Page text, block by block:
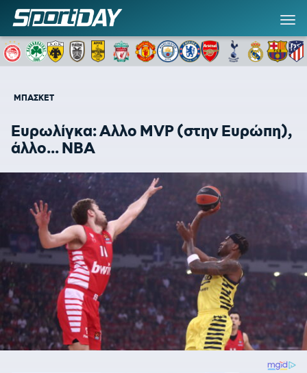
ΜΠΑΣΚΕΤ
Ευρωλίγκα: Αλλο MVP (στην Ευρώπη),
άλλο... ΝΒΑ